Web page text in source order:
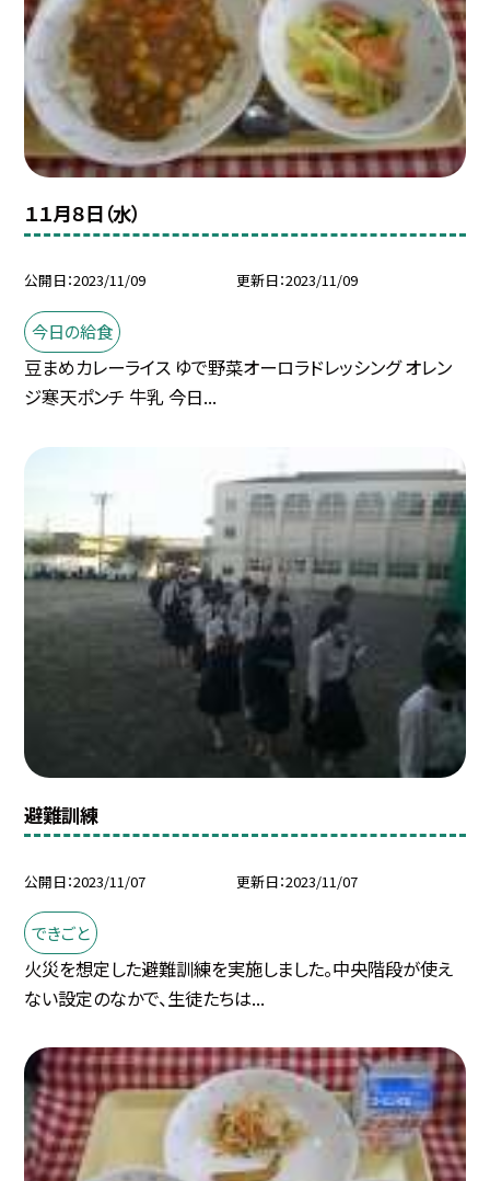
１１月８日（水）
公開日 2023/11/09 更新日 2023/11/09
今日の給食
豆まめカレーライス ゆで野菜オーロラドレッシング オレン
ジ寒天ポンチ 牛乳 今日...
避難訓練
公開日 2023/11/07 更新日 2023/11/07
できごと
火災を想定した避難訓練を実施しました。中央階段が使え
ない設定のなかで、生徒たちは...